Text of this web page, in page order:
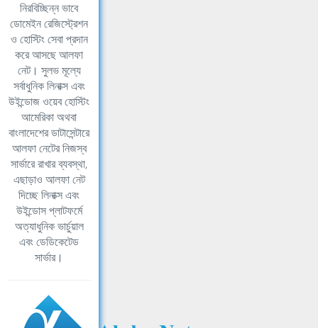
নিরবিচ্ছিন্ন ভাবে
ডোমেইন রেজিস্ট্রেশন
ও হোস্টিং সেবা প্রদান
করে আসছে আলফা
নেট। সুলভ মূল্যে
সর্বাধুনিক লিনাক্স এবং
উইন্ডোজ ওয়েব হোস্টিং
আমেরিকা অথবা
বাংলাদেশের ডাটাসেন্টারে
আলফা নেটের নিজস্ব
সার্ভারে রাখার ব্যবস্থা,
এছাড়াও আলফা নেট
দিচ্ছে লিনাক্স এবং
উইন্ডোস প্লাটফর্মে
অত্যাধুনিক ভার্চুয়াল
এবং ডেডিকেটেড
সার্ভার।